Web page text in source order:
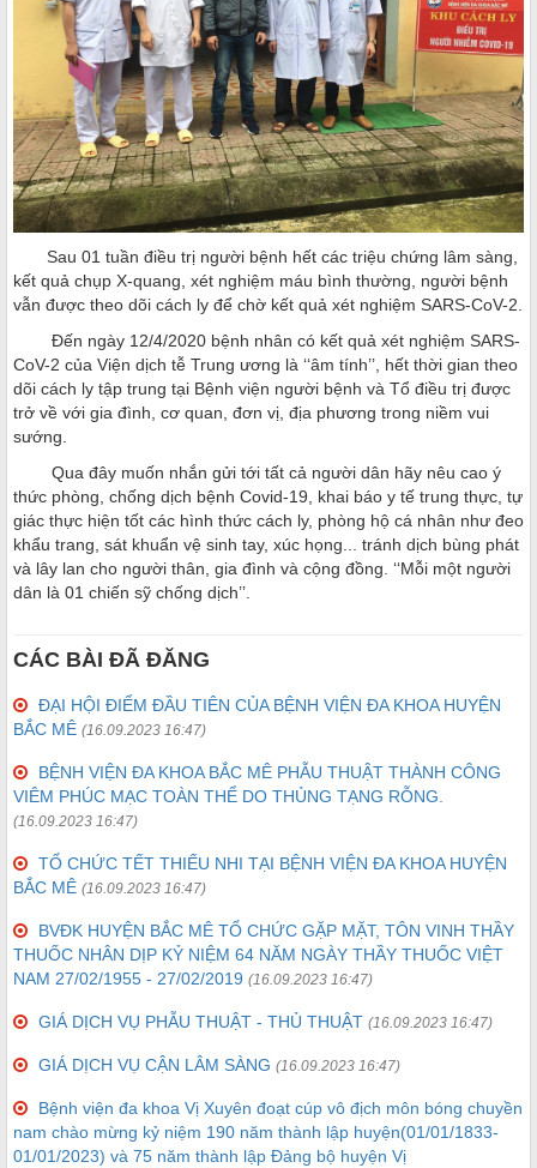
Sau 01 tuần điều trị người bệnh hết các triệu chứng lâm sàng,
kết quả chụp X-quang, xét nghiệm máu bình thường, người bệnh
vẫn được theo dõi cách ly để chờ kết quả xét nghiệm SARS-CoV-2.
Đến ngày 12/4/2020 bệnh nhân có kết quả xét nghiệm SARS-
CoV-2 của Viện dịch tễ Trung ương là ‘‘âm tính’’, hết thời gian theo
dõi cách ly tập trung tại Bệnh viện người bệnh và Tổ điều trị được
trở về với gia đình, cơ quan, đơn vị, địa phương trong niềm vui
sướng.
Qua đây muốn nhắn gửi tới tất cả người dân hãy nêu cao ý
thức phòng, chống dịch bệnh Covid-19, khai báo y tế trung thực, tự
giác thực hiện tốt các hình thức cách ly, phòng hộ cá nhân như đeo
khẩu trang, sát khuẩn vệ sinh tay, xúc họng... tránh dịch bùng phát
và lây lan cho người thân, gia đình và cộng đồng. ‘‘Mỗi một người
dân là 01 chiến sỹ chống dịch’’.
CÁC BÀI ĐÃ ĐĂNG
ĐẠI HỘI ĐIỂM ĐẦU TIÊN CỦA BỆNH VIỆN ĐA KHOA HUYỆN
BẮC MÊ (16.09.2023 16:47)
BỆNH VIỆN ĐA KHOA BẮC MÊ PHẪU THUẬT THÀNH CÔNG
VIÊM PHÚC MẠC TOÀN THỂ DO THỦNG TẠNG RỖNG.
(16.09.2023 16:47)
TỔ CHỨC TẾT THIẾU NHI TẠI BỆNH VIỆN ĐA KHOA HUYỆN
BẮC MÊ (16.09.2023 16:47)
BVĐK HUYỆN BẮC MÊ TỔ CHỨC GẶP MẶT, TÔN VINH THẦY
THUỐC NHÂN DỊP KỶ NIỆM 64 NĂM NGÀY THẦY THUỐC VIỆT
NAM 27/02/1955 - 27/02/2019 (16.09.2023 16:47)
GIÁ DỊCH VỤ PHẪU THUẬT - THỦ THUẬT (16.09.2023 16:47)
GIÁ DỊCH VỤ CẬN LÂM SÀNG (16.09.2023 16:47)
Bệnh viện đa khoa Vị Xuyên đoạt cúp vô địch môn bóng chuyền
nam chào mừng kỷ niệm 190 năm thành lập huyện(01/01/1833-
01/01/2023) và 75 năm thành lập Đảng bộ huyện Vị